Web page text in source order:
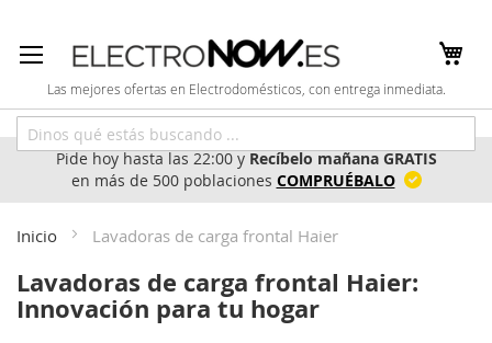
al
contenido
Las mejores ofertas en Electrodomésticos, con entrega inmediata.
Pide hoy hasta las 22:00 yRecíbelo mañana GRATIS
en más de 500 poblaciones COMPRUÉBALO
Inicio Lavadoras de carga frontal Haier
Lavadoras de carga frontal Haier:
Innovación para tu hogar